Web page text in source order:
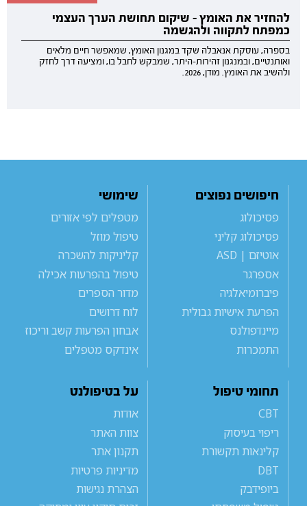
להחזיר את האומץ - שיקום תחושת הערך העצמי
כמפתח לתקווה ולהגשמה
בספרה, עוסקת אנאבלה שקד במגנון האומץ, שמאפשר חיים מלאים
ואותנטיים, ובמנגנון זהירות-היתר, שמבקש לחבל בו, ומציעה דרך לחזק
ולהשיב את האומץ. מודן, 2026.
חיפושים נפוצים
פסיכולוג
פסיכולוג קליני
אוטיזם | ASD
אספרגר
פיברומיאלגיה
הפרעת אישיות גבולית
מיינדפולנס
התמכרות
שימושי
מטפלים לפי אזורים
טיפול מוזל
קליניקות להשכרה
טיפול בהפרעות אכילה
מדור הספרים
לוח דרושים
אבחון הפרעות קשב וריכוז
אינדקס מטפלים
תחומי טיפול
CBT
ריפוי בעיסוק
קלינאות תקשורת
DBT
ביופידבק
על בטיפולנט
אודות
צוות האתר
תקנון אתר
מדיניות פרטיות
הצהרת נגישות